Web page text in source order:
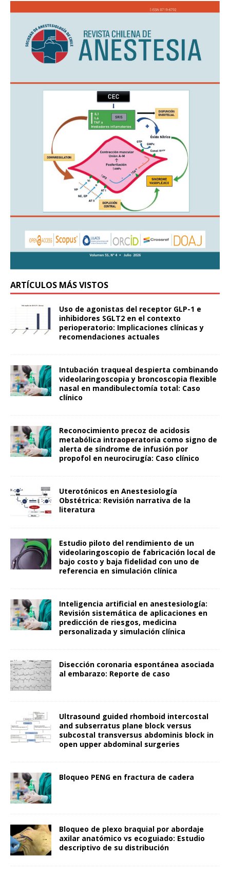
ARTÍCULOS MÁS VISTOS
Uso de agonistas del receptor GLP-1 e
inhibidores SGLT2 en el contexto
perioperatorio: Implicaciones clínicas y
recomendaciones actuales
Intubación traqueal despierta combinando
videolaringoscopia y broncoscopia flexible
nasal en mandibulectomía total: Caso
clínico
Reconocimiento precoz de acidosis
metabólica intraoperatoria como signo de
alerta de síndrome de infusión por
propofol en neurocirugía: Caso clínico
Uterotónicos en Anestesiología
Obstétrica: Revisión narrativa de la
literatura
Estudio piloto del rendimiento de un
videolaringoscopio de fabricación local de
bajo costo y baja fidelidad con uno de
referencia en simulación clínica
Inteligencia artificial en anestesiología:
Revisión sistemática de aplicaciones en
predicción de riesgos, medicina
personalizada y simulación clínica
Disección coronaria espontánea asociada
al embarazo: Reporte de caso
Ultrasound guided rhomboid intercostal
and subserratus plane block versus
subcostal transversus abdominis block in
open upper abdominal surgeries
Bloqueo PENG en fractura de cadera
Bloqueo de plexo braquial por abordaje
axilar anatómico vs ecoguiado: Estudio
descriptivo de su distribución